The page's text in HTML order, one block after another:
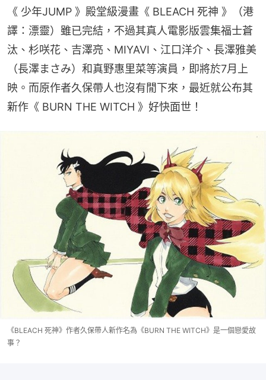
《 少年JUMP 》殿堂級漫畫《 BLEACH 死神 》（港
譯：漂靈）雖已完結，不過其真人電影版雲集福士蒼
汰、杉咲花、吉澤亮、MIYAVI、江口洋介、長澤雅美
（長澤まさみ）和真野惠里菜等演員，即將於7月上
映。而原作者久保帶人也沒有閒下來，最近就公布其
新作《 BURN THE WITCH 》好快面世！
《BLEACH 死神》作者久保帶人新作名為《BURN THE WITCH》是一個戀愛故
事？